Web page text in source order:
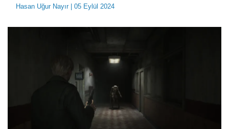
Hasan Uğur Nayır| 05 Eylül 2024